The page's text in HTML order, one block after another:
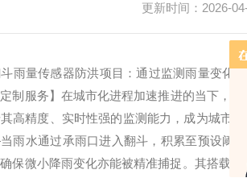
更新时间：2026-
雨量传感器防洪项目：通过监测雨量变化
制服务】 在城市化进程加速推进的当下，
高精度、实时性强的监测能力，成为城市
雨水通过承雨口进入翻斗，积累至预设阈
保微小降雨变化亦能被精准捕捉。其搭载